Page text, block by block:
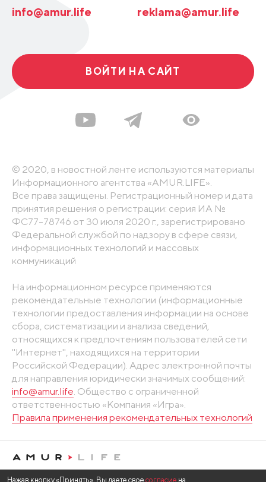
info@amur.life reklama@amur.life
ВОЙТИ НА САЙТ
© 2020, в новостной ленте используются материалы
Информационного агентства «AMUR.LIFE».
Все права защищены. Регистрационный номер и дата
принятия решения о регистрации: серия ИА №
ФС77-78746 от 30 июля 2020 г., зарегистрировано
Федеральной службой по надзору в сфере связи,
информационных технологий и массовых
коммуникаций
На информационном ресурсе применяются
рекомендательные технологии (информационные
технологии предоставления информации на основе
сбора, систематизации и анализа сведений,
относящихся к предпочтениям пользователей сети
"Интернет", находящихся на территории
Российской Федерации). Адрес электронной почты
для направления юридически значимых сообщений:
info@amur.life. Общество с ограниченной
ответственностью «Компания «Игра».
Правила применения рекомендательных технологий
Нажав кнопку «Принять», Вы даете свое согласие на